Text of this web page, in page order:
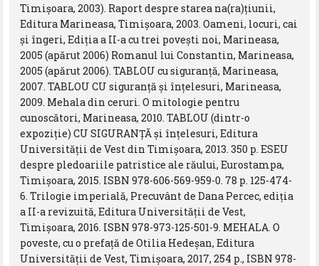
Timişoara, 2003). Raport despre starea na(ra)ţiunii,
Editura Marineasa, Timişoara, 2003. Oameni, locuri, cai
şi îngeri, Ediţia a II-a cu trei poveşti noi, Marineasa,
2005 (apărut 2006) Romanul lui Constantin, Marineasa,
2005 (apărut 2006). TABLOU cu siguranţă, Marineasa,
2007. TABLOU CU siguranţă şi înţelesuri, Marineasa,
2009. Mehala din ceruri. O mitologie pentru
cunoscători, Marineasa, 2010. TABLOU (dintr-o
expoziţie) CU SIGURANŢĂ şi înţelesuri, Editura
Universităţii de Vest din Timişoara, 2013. 350 p. ESEU
despre pledoariile patristice ale răului, Eurostampa,
Timișoara, 2015. ISBN 978-606-569-959-0. 78 p. 125-474-
6. Trilogie imperială, Precuvânt de Dana Percec, ediția
a II-a revizuită, Editura Universității de Vest,
Timișoara, 2016. ISBN 978-973-125-501-9. MEHALA. O
poveste, cu o prefață de Otilia Hedeșan, Editura
Universității de Vest, Timișoara, 2017, 254 p., ISBN 978-